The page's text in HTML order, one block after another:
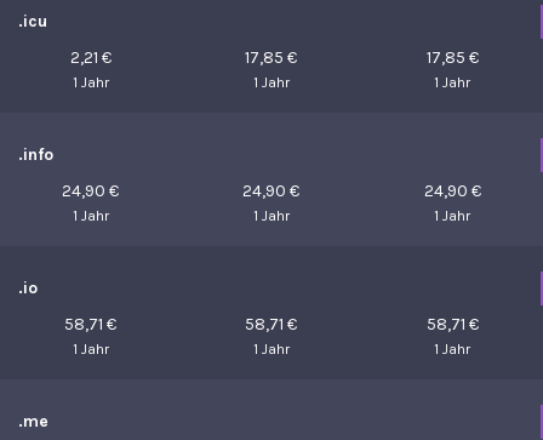
.icu
2,21 €
1 Jahr
17,85 €
1 Jahr
17,85 €
1 Jahr
.info
24,90 €
1 Jahr
24,90 €
1 Jahr
24,90 €
1 Jahr
.io
58,71 €
1 Jahr
58,71 €
1 Jahr
58,71 €
1 Jahr
.me